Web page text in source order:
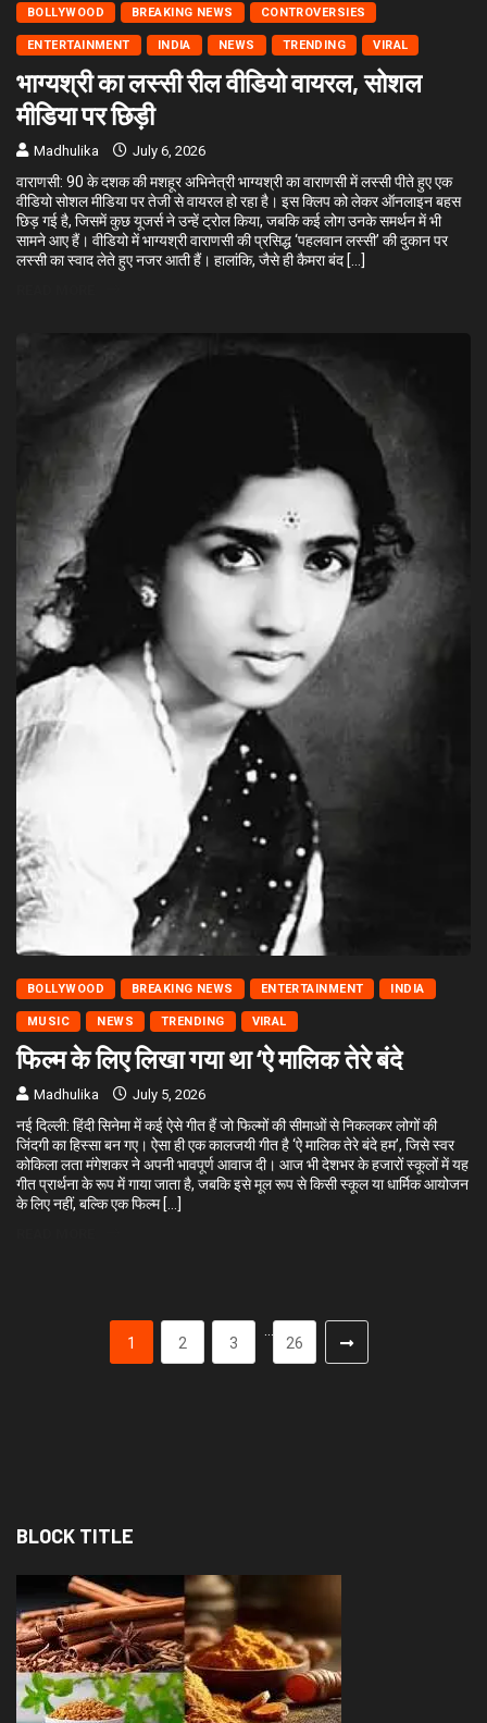
BOLLYWOOD BREAKING NEWS CONTROVERSIES
ENTERTAINMENT INDIA NEWS TRENDING VIRAL
भाग्यश्री का लस्सी रील वीडियो वायरल, सोशल
मीडिया पर छिड़ी
Madhulika July 6, 2026
वाराणसी: 90 के दशक की मशहूर अभिनेत्री भाग्यश्री का वाराणसी में लस्सी पीते हुए एक
वीडियो सोशल मीडिया पर तेजी से वायरल हो रहा है। इस क्लिप को लेकर ऑनलाइन बहस
छिड़ गई है, जिसमें कुछ यूजर्स ने उन्हें ट्रोल किया, जबकि कई लोग उनके समर्थन में भी
सामने आए हैं। वीडियो में भाग्यश्री वाराणसी की प्रसिद्ध ‘पहलवान लस्सी’ की दुकान पर
लस्सी का स्वाद लेते हुए नजर आती हैं। हालांकि, जैसे ही कैमरा बंद […]
BOLLYWOOD BREAKING NEWS ENTERTAINMENT INDIA
MUSIC NEWS TRENDING VIRAL
फिल्म के लिए लिखा गया था ‘ऐ मालिक तेरे बंदे
Madhulika July 5, 2026
नई दिल्ली: हिंदी सिनेमा में कई ऐसे गीत हैं जो फिल्मों की सीमाओं से निकलकर लोगों की
जिंदगी का हिस्सा बन गए। ऐसा ही एक कालजयी गीत है ‘ऐ मालिक तेरे बंदे हम’, जिसे स्वर
कोकिला लता मंगेशकर ने अपनी भावपूर्ण आवाज दी। आज भी देशभर के हजारों स्कूलों में यह
गीत प्रार्थना के रूप में गाया जाता है, जबकि इसे मूल रूप से किसी स्कूल या धार्मिक आयोजन
के लिए नहीं, बल्कि एक फिल्म […]
1 2 3 26
BLOCK TITLE